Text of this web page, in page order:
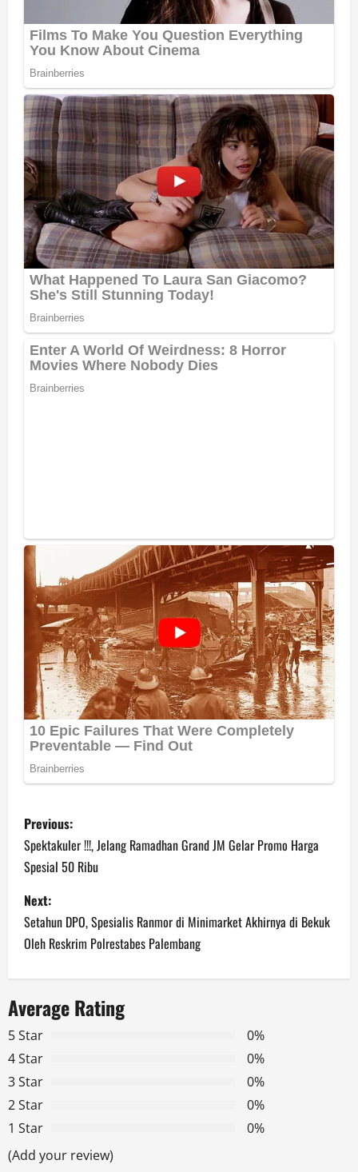
P
o
s
t
n
a
v
i
g
a
t
Previous:
Spektakuler !!!, Jelang Ramadhan Grand JM Gelar Promo Harga
Spesial 50 Ribu
Next:
Setahun DPO, Spesialis Ranmor di Minimarket Akhirnya di Bekuk
Oleh Reskrim Polrestabes Palembang
Average Rating
5 Star
0%
4 Star
0%
3 Star
0%
2 Star
0%
1 Star
0%
(Add your review)